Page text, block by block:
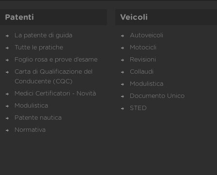
Patenti
La patente di guida
Tutte le pratiche
Foglio rosa e prove d’esame
Carta di Qualificazione del
Conducente (CQC)
Medici Certificatori - Novità
Modulistica
Patente nautica
Normativa
Veicoli
Autoveicoli
Motocicli
Revisioni
Collaudi
Modulistica
Documento Unico
STED